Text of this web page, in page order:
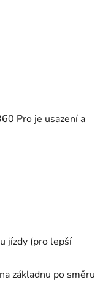
Pro je usazení a
jízdy (pro lepší
základnu po směru